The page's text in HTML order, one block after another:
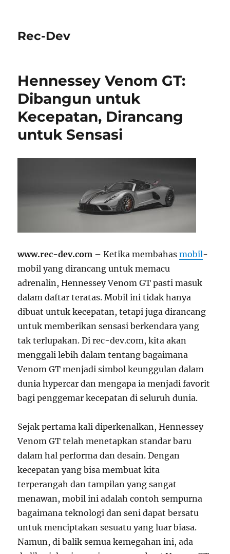
Rec-Dev
Hennessey Venom GT:
Dibangun untuk
Kecepatan, Dirancang
untuk Sensasi
www.rec-dev.com – Ketika membahasmobil-
mobil yang dirancang untuk memacu
adrenalin, Hennessey Venom GT pasti masuk
dalam daftar teratas. Mobil ini tidak hanya
dibuat untuk kecepatan, tetapi juga dirancang
untuk memberikan sensasi berkendara yang
tak terlupakan. Di rec-dev.com, kita akan
menggali lebih dalam tentang bagaimana
Venom GT menjadi simbol keunggulan dalam
dunia hypercar dan mengapa ia menjadi favorit
bagi penggemar kecepatan di seluruh dunia.
Sejak pertama kali diperkenalkan, Hennessey
Venom GT telah menetapkan standar baru
dalam hal performa dan desain. Dengan
kecepatan yang bisa membuat kita
terperangah dan tampilan yang sangat
menawan, mobil ini adalah contoh sempurna
bagaimana teknologi dan seni dapat bersatu
untuk menciptakan sesuatu yang luar biasa.
Namun, di balik semua kemegahan ini, ada